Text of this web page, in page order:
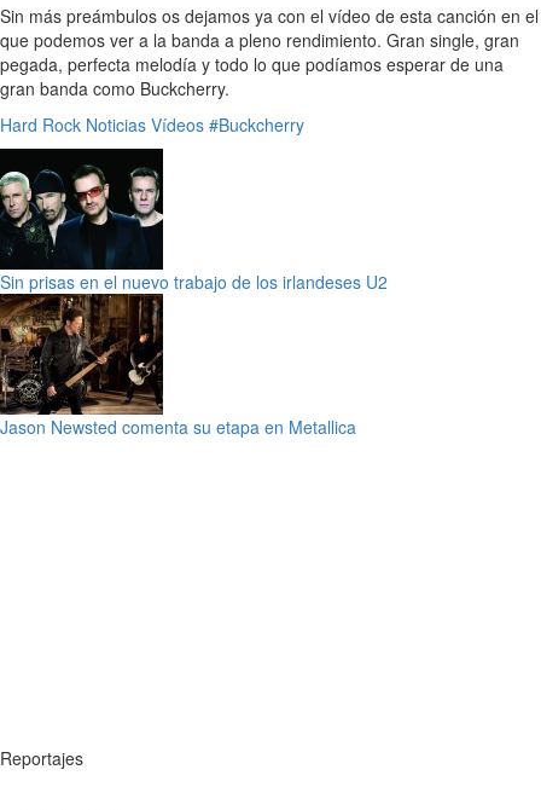
Sin más preámbulos os dejamos ya con el vídeo de esta canción en el
que podemos ver a la banda a pleno rendimiento. Gran single, gran
pegada, perfecta melodía y todo lo que podíamos esperar de una
gran banda como Buckcherry.
Hard Rock Noticias Vídeos #Buckcherry
Sin prisas en el nuevo trabajo de los irlandeses U2
Jason Newsted comenta su etapa en Metallica
Reportajes